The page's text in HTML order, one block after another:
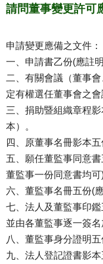
請問董事變更許可
申請變更應備之文件：
一、申請書乙份(應註
二、有關會議（董事
定有權選任董事會之會
三、捐助暨組織章程
本）。
四、原董事名冊影本
五、願任董監事同意
董監事一份同意書均可)
六、董監事名冊五份(
七、法人及董監事印
並由各董監事逐一簽
八、董監事身分證明
九、法人登記證書影